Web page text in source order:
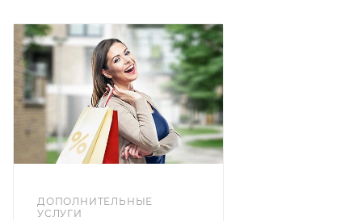
ДОПОЛНИТЕЛЬНЫЕ
УСЛУГИ